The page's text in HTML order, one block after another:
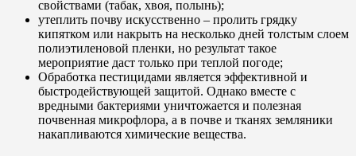
свойствами (табак, хвоя, полынь);
утеплить почву искусственно – пролить грядку
кипятком или накрыть на несколько дней толстым слоем
полиэтиленовой пленки, но результат такое
мероприятие даст только при теплой погоде;
Обработка пестицидами является эффективной и
быстродействующей защитой. Однако вместе с
вредными бактериями уничтожается и полезная
почвенная микрофлора, а в почве и тканях земляники
накапливаются химические вещества.